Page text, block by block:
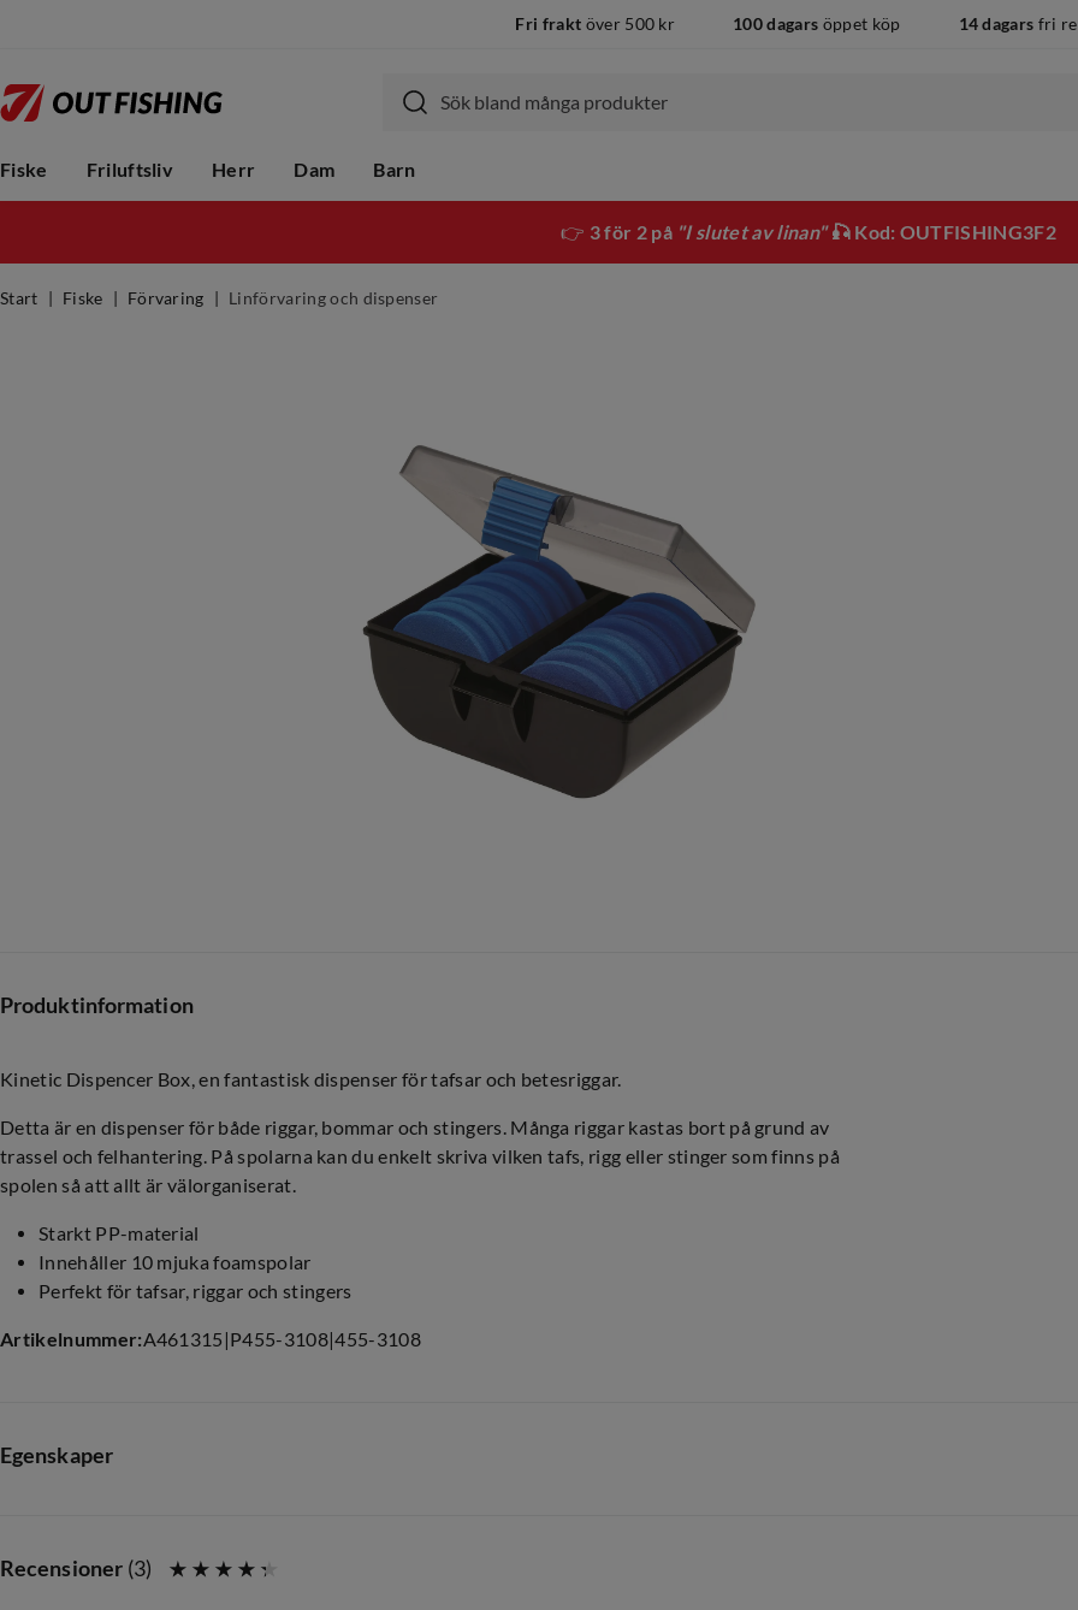
Fri frakt över 500 kr 100 dagars öppet köp 14 dagars fri
Fiske Friluftsliv Herr Dam Barn
👉 3 för 2 på "I slutet av linan"🎣 Kod: OUTFISHING3F2
Start Fiske Förvaring Linförvaring och dispenser
Produktinformation
Kinetic Dispencer Box, en fantastisk dispenser för tafsar och betesriggar.
Detta är en dispenser för både riggar, bommar och stingers. Många riggar kastas bort på grund av
trassel och felhantering. På spolarna kan du enkelt skriva vilken tafs, rigg eller stinger som finns på
spolen så att allt är välorganiserat.
Starkt PP-material
Innehåller 10 mjuka foamspolar
Perfekt för tafsar, riggar och stingers
Artikelnummer:A461315 |P455-3108|455-3108
Egenskaper
Storlek
:BLACK
Recensioner (3)